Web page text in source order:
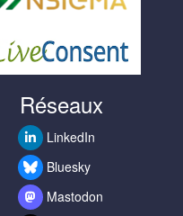
Réseaux
LinkedIn
Bluesky
Mastodon